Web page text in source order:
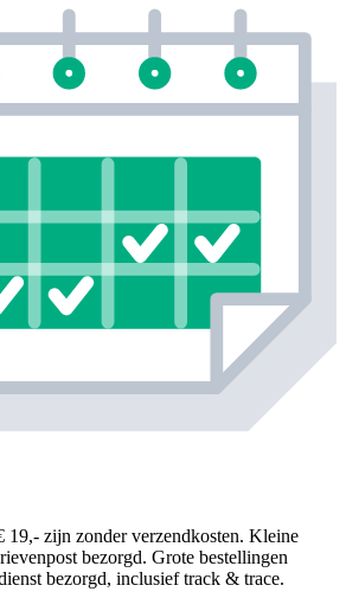
19,- zijn zonder verzendkosten. Kleine
bezorgd. Grote bestellingen
bezorgd, inclusief track & trace.